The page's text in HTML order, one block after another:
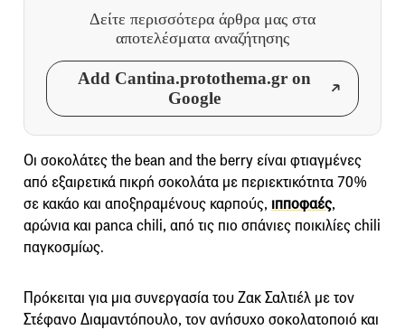
Δείτε περισσότερα άρθρα μας στα
αποτελέσματα αναζήτησης
Add Cantina.protothema.gr on
Google
Οι σοκολάτες the bean and the berry είναι φτιαγμένες
από εξαιρετικά πικρή σοκολάτα με περιεκτικότητα 70%
σε κακάο και αποξηραμένους καρπούς, ιπποφαές,
αρώνια και panca chili, από τις πιο σπάνιες ποικιλίες chili
παγκοσμίως.
Πρόκειται για μια συνεργασία του Ζακ Σαλτιέλ με τον
Στέφανο Διαμαντόπουλο, τον ανήσυχο σοκολατοποιό και